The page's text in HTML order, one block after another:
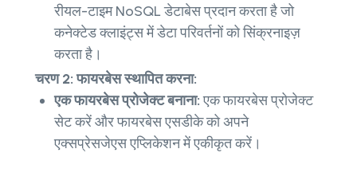
रीयल-टाइम NoSQL डेटाबेस प्रदान करता है जो
कनेक्टेड क्लाइंट्स में डेटा परिवर्तनों को सिंक्रनाइज़
करता है।
चरण 2: फायरबेस स्थापित करना:
एक फायरबेस प्रोजेक्ट बनाना:एक फायरबेस प्रोजेक्ट
सेट करें और फायरबेस एसडीके को अपने
एक्सप्रेसजेएस एप्लिकेशन में एकीकृत करें।